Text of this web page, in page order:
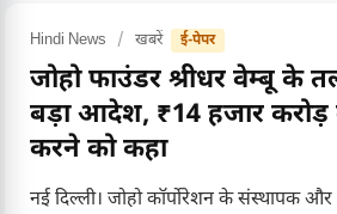
Hindi News / खबरें ई-पेपर
जोहो फाउंडर श्रीधर वेम्बू के
बड़ा आदेश, ₹14 हजार करोड़
करने को कहा
नई दिल्ली। जोहो कॉर्पोरेशन के संस्थापक